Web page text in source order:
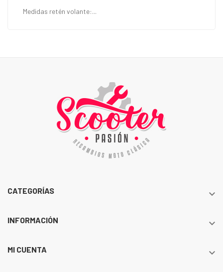
Medidas retén volante:...
CATEGORÍAS 
INFORMACIÓN 
MI CUENTA 